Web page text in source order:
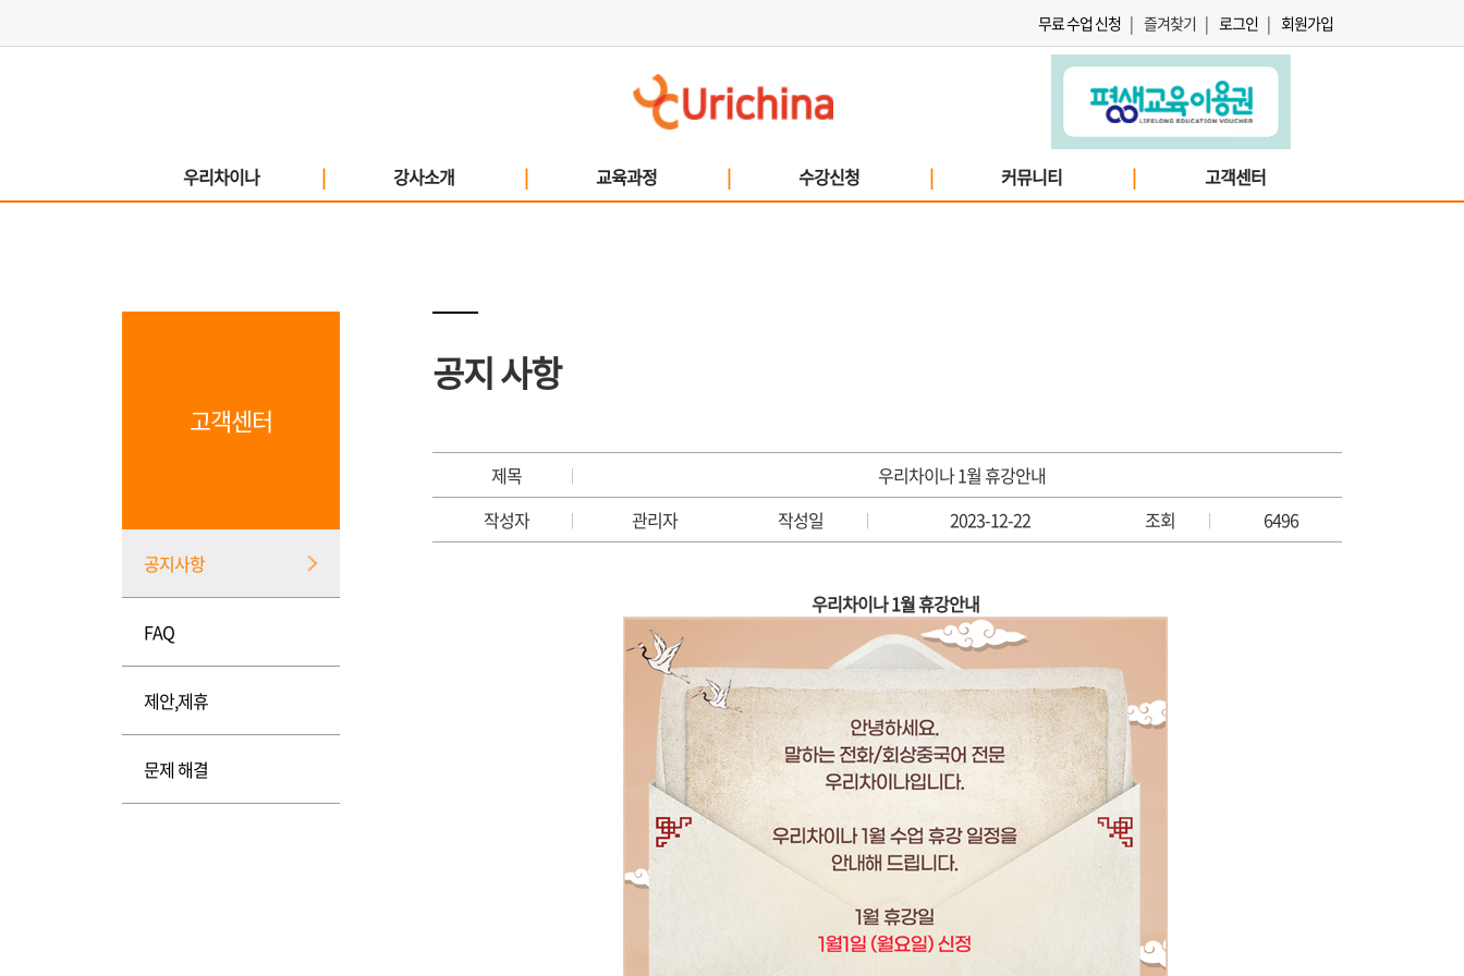
무료 수업 신청 | 즐겨찾기 | 로그인 | 회원가입
우리차이나 | 강사소개 | 교육과정 | 수강신청 | 커뮤니티 | 고객센터
고객센터
공지사항
FAQ
제안,제휴
문제 해결
공지 사항
제목 |
우리차이나 1월 휴강안내
작성자
| 관리자 작성일 | 2023-12-22 조회 | 6496
우리차이나 1월 휴강안내